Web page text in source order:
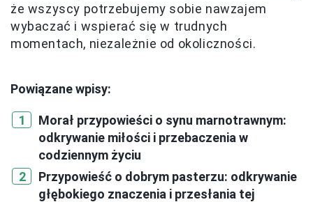
że wszyscy potrzebujemy sobie nawzajem
wybaczać i wspierać się w trudnych
momentach, niezależnie od okoliczności.
Powiązane wpisy:
Morał przypowieści o synu marnotrawnym:
odkrywanie miłości i przebaczenia w
codziennym życiu
Przypowieść o dobrym pasterzu: odkrywanie
głębokiego znaczenia i przesłania tej